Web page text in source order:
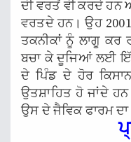
ਦੀ ਵਰਤੋਂ ਵੀ ਕਰਦੇ
ਵਰਤਦੇ ਹਨ। ਉਹ
ਤਕਨੀਕਾਂ ਨੂੰ ਲਾਗੂ ਕਰ
ਬਚਾ ਕੇ ਦੂਜਿਆਂ ਲਈ
ਦੇ ਪਿੰਡ ਦੇ ਹੋਰ
ਉਤਸ਼ਾਹਿਤ ਹੋ ਜਾਂਦੇ
ਉਸ ਦੇ ਜੈਵਿਕ ਫਾਰਮ